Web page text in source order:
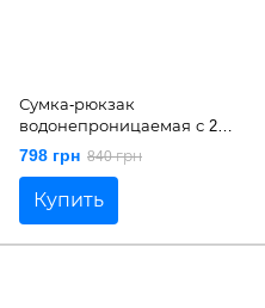
Сумка-рюкзак
водонепроницаемая с 2
плечевыми ремнями 20 л
(24х 59 см) из ПВХ брезента
Yato YT-74291
798 грн 840 грн
Купить